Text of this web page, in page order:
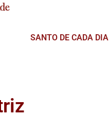
SANTO DE CADA DIA